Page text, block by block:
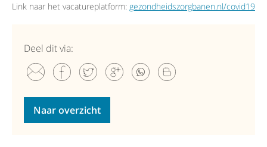
Link naar het vacatureplatform: gezondheidszorgbanen.nl/covid19
Deel dit via:
Naar overzicht